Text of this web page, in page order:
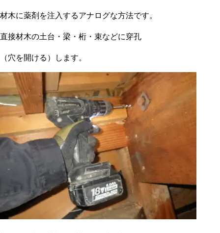
材木に薬剤を注入するアナログな方法です。
直接材木の土台・梁・桁・束などに穿孔
（穴を開ける）します。